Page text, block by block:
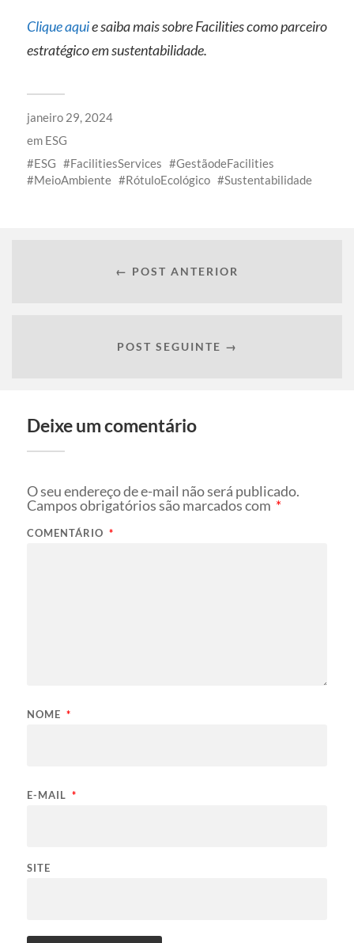
Clique aquie saiba mais sobre Facilities como parceiro
estratégico em sustentabilidade.
janeiro 29, 2024
em ESG
ESG
FacilitiesServices
GestãodeFacilities
MeioAmbiente
RótuloEcológico Sustentabilidade
← POST ANTERIOR
POST SEGUINTE →
Deixe um comentário
O seu endereço de e-mail não será publicado.
Campos obrigatórios são marcados com *
COMENTÁRIO *
NOME *
E-MAIL *
SITE